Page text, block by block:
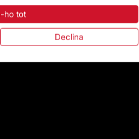
ho tot
Declina